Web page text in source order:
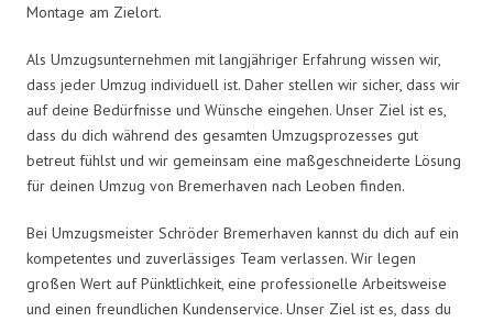
Montage am Zielort.
Als Umzugsunternehmen mit langjähriger Erfahrung wissen wir,
dass jeder Umzug individuell ist. Daher stellen wir sicher, dass wir
auf deine Bedürfnisse und Wünsche eingehen. Unser Ziel ist es,
dass du dich während des gesamten Umzugsprozesses gut
betreut fühlst und wir gemeinsam eine maßgeschneiderte Lösung
für deinen Umzug von Bremerhaven nach Leoben finden.
Bei Umzugsmeister Schröder Bremerhaven kannst du dich auf ein
kompetentes und zuverlässiges Team verlassen. Wir legen
großen Wert auf Pünktlichkeit, eine professionelle Arbeitsweise
und einen freundlichen Kundenservice. Unser Ziel ist es, dass du